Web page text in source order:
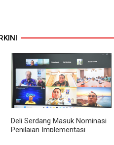
Deli Serdang Masuk Nominasi
Penilaian Implementasi